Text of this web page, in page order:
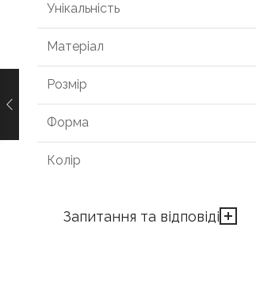
Унікальність
Матеріал
Розмір
Форма
Колір
Запитання та відповіді